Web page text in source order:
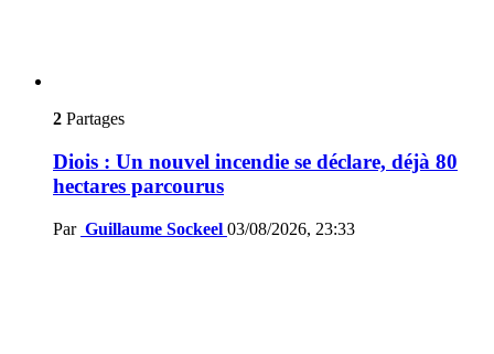
2 Partages
Diois : Un nouvel incendie se déclare, déjà 80
hectares parcourus
Par Guillaume Sockeel 03/08/2026, 23:33